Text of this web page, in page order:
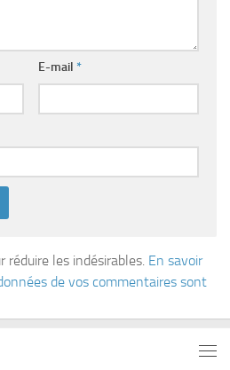
E-mail *
les indésirables. En savoir
de vos commentaires sont